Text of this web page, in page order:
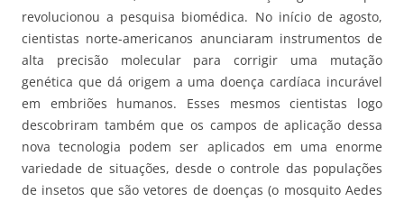
revolucionou a pesquisa biomédica. No início de agosto,
cientistas norte-americanos anunciaram instrumentos de
alta precisão molecular para corrigir uma mutação
genética que dá origem a uma doença cardíaca incurável
em embriões humanos. Esses mesmos cientistas logo
descobriram também que os campos de aplicação dessa
nova tecnologia podem ser aplicados em uma enorme
variedade de situações, desde o controle das populações
de insetos que são vetores de doenças (o mosquito Aedes